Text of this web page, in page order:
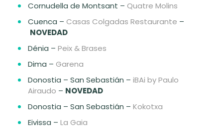
Cornudella de Montsant – Quatre Molins
Cuenca – Casas Colgadas Restaurante –
NOVEDAD
Dénia – Peix & Brases
Dima – Garena
Donostia – San Sebastián – iBAi by Paulo
Airaudo – NOVEDAD
Donostia – San Sebastián – Kokotxa
Eivissa – La Gaia